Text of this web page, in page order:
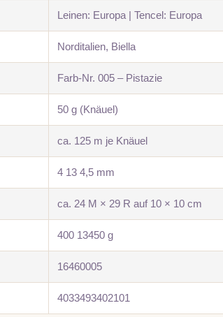
Leinen: Europa | Tencel: Europa
Norditalien, Biella
Farb-Nr. 005 – Pistazie
50 g (Knäuel)
ca. 125 m je Knäuel
4 13 4,5 mm
ca. 24 M × 29 R auf 10 × 10 cm
400 13450 g
16460005
4033493402101